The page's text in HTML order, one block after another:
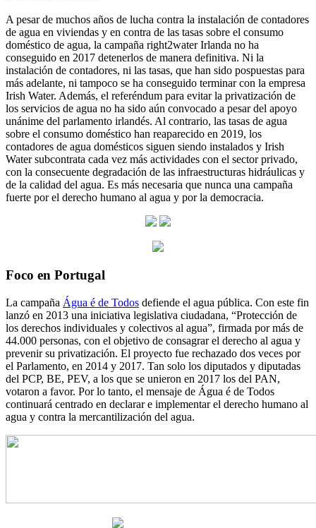
A pesar de muchos años de lucha contra la instalación de contadores
de agua en viviendas y en contra de las tasas sobre el consumo
doméstico de agua, la campaña right2water Irlanda no ha
conseguido en 2017 detenerlos de manera definitiva. Ni la
instalación de contadores, ni las tasas, que han sido pospuestas para
más adelante, ni tampoco se ha conseguido terminar con la empresa
Irish Water. Además, el referéndum para evitar la privatización de
los servicios de agua no ha sido aún convocado a pesar del apoyo
unánime del parlamento irlandés. Al contrario, las tasas de agua
sobre el consumo doméstico han reaparecido en 2019, los
contadores de agua domésticos siguen siendo instalados y Irish
Water subcontrata cada vez más actividades con el sector privado,
con la consecuente degradación de las infraestructuras hidráulicas y
de la calidad del agua. Es más necesaria que nunca una campaña
fuerte por el derecho humano al agua y por la democracia.
Foco en Portugal
La campaña Água é de Todos defiende el agua pública. Con este fin
lanzó en 2013 una iniciativa legislativa ciudadana, “Protección de
los derechos individuales y colectivos al agua”, firmada por más de
44.000 personas, con el objetivo de consagrar el derecho al agua y
prevenir su privatización. El proyecto fue rechazado dos veces por
el Parlamento, en 2014 y 2017. Tan solo los diputados y diputadas
del PCP, BE, PEV, a los que se unieron en 2017 los del PAN,
votaron a favor. Por lo tanto, el mensaje de Água é de Todos
continuará centrado en declarar e implementar el derecho humano al
agua y contra la mercantilización del agua.